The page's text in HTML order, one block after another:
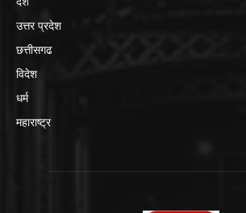
उत्तर प्रदेश
छत्तीसगढ
विदेश
धर्म
महाराष्ट्र